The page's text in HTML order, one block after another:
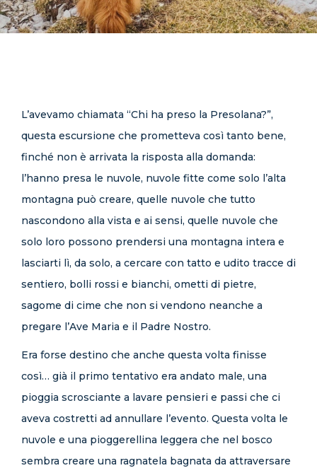
CONTATTI
L’avevamo chiamata “Chi ha preso la Presolana?”,
questa escursione che prometteva così tanto bene,
finché non è arrivata la risposta alla domanda:
l’hanno presa le nuvole, nuvole fitte come solo l’alta
montagna può creare, quelle nuvole che tutto
nascondono alla vista e ai sensi, quelle nuvole che
solo loro possono prendersi una montagna intera e
lasciarti lì, da solo, a cercare con tatto e udito tracce di
sentiero, bolli rossi e bianchi, ometti di pietre,
sagome di cime che non si vendono neanche a
pregare l’Ave Maria e il Padre Nostro.
Era forse destino che anche questa volta finisse
così… già il primo tentativo era andato male, una
pioggia scrosciante a lavare pensieri e passi che ci
aveva costretti ad annullare l’evento. Questa volta le
nuvole e una pioggerellina leggera che nel bosco
sembra creare una ragnatela bagnata da attraversare